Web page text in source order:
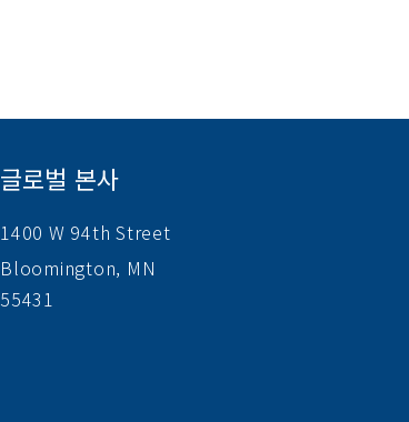
글로벌 본사
1400 W 94th Street
Bloomington, MN
55431